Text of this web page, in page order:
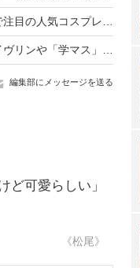
編集部にメッセージを送る
可愛らしい」
《松尾》